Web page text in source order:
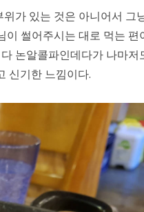
가 있는 것은 아니어서 그
썰어주시는 대로 먹는 편
논알콜파인데다가 나마저
신기한 느낌이다.